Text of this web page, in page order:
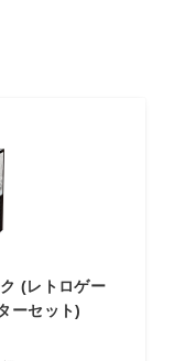
(レトロゲー
ーセット)